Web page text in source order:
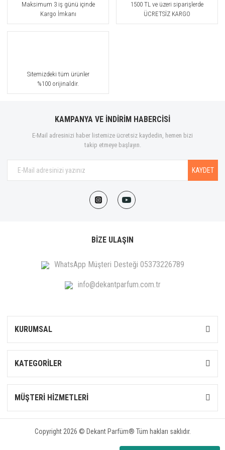
Maksimum 3 iş günü içinde
Kargo İmkanı
1500 TL ve üzeri siparişlerde
ÜCRETSİZ KARGO
Sitemizdeki tüm ürünler
%100 orijinaldir.
KAMPANYA VE İNDİRİM HABERCİSİ
E-Mail adresinizi haber listemize ücretsiz kaydedin, hemen bizi
takip etmeye başlayın.
KAYDET
BİZE ULAŞIN
WhatsApp Müşteri Desteği 05373226789
info@dekantparfum.com.tr
KURUMSAL
KATEGORİLER
MÜŞTERİ HİZMETLERİ
Copyright 2026 © Dekant Parfüm® Tüm hakları saklıdır.